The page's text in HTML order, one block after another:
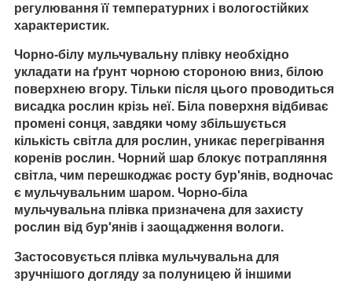
регулювання її температурних і вологостійких
характеристик.
Чорно-білу мульчувальну плівку необхідно
укладати на ґрунт чорною стороною вниз, білою
поверхнею вгору. Тільки після цього проводиться
висадка рослин крізь неї. Біла поверхня відбиває
промені сонця, завдяки чому збільшується
кількість світла для рослин, уникає перегрівання
коренів рослин. Чорний шар блокує потрапляння
світла, чим перешкоджає росту бур'янів, водночас
є мульчувальним шаром. Чорно-біла
мульчувальна плівка призначена для захисту
рослин від бур'янів і заощадження вологи.
Застосовується плівка мульчувальна для
зручнішого догляду за полуницею й іншими